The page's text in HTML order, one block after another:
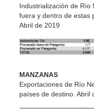
Industrialización de Río
fuera y dentro de estas
Abril de 2019
MANZANAS
Exportaciones de Río
países de destino. Abril